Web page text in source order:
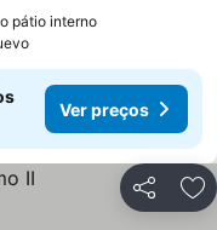
pátio interno
Ver preços
Partilhar